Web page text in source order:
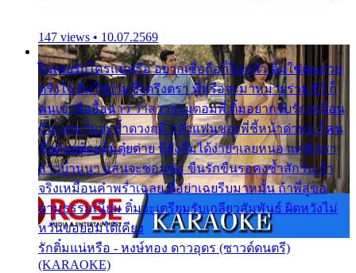
147 views • 10.07.2569
ไม่เคยรักใครแน่หรือ อยากเชื่อถือก็ไม่กล้า ติ๋มใช่คนสวย
ตรึงใจ ติ๋มใช่งามซึ้งตรึงตรา พี่หรือจะมาหมายร่วมชีวี ก็
คนเขาลืออื้อฉาว ว่าสาวๆรุมตอมพี่ ติ๋มอยากรับรักเหมือน
กัน แต่หวั่นจะช้ำดวงฤดี กลัวแฟนของพี่ชี้หน้าด่าทอ ก็คน
ชื่อต๋อยต้อยตุ้มตุ๋ยต่าย พี่ยังลืมได้ง่ายๆเลยหนอ แค่ตัวเรา
สาวบ้านนา แสนจะซอมซ่อ ขืนรักขืนรอคงช้ำสักวัน ถ้า
จริงเหมือนคำพร่ำเฉลย พี่อย่าเฉยรีบมาหมั้น ถ้าพี่สู่ขอ
ตามธรรมเนียม ติ๋มจะเตรียมรับเกลียวสัมพันธ์ ผิดหวังไม่
หวั่นขอยอมได้เคียง
รักติ๋มแน่หรือ - หงษ์ทอง ดาวอุดร (ซาวด์ดนตรี)
(KARAOKE)